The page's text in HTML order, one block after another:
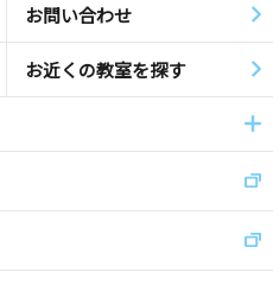
お問い合わせ
お近くの教室を探す